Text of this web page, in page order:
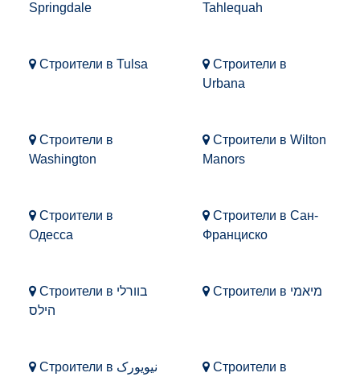
Springdale
Tahlequah
Строители в Tulsa
Строители в
Urbana
Строители в
Washington
Строители в Wilton
Manors
Строители в
Одесса
Строители в Сан-
Франциско
Строители в בוורלי
הילס
Строители в מיאמי
Строители в نیویورک
Строители в